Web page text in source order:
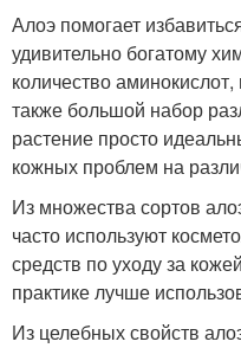
Алоэ помогает
удивительно богатому
количество
также большой набор
растение просто
кожных проблем на
Из множества сортов
часто используют
средств по уходу за
практике лучше
Из целебных свойств